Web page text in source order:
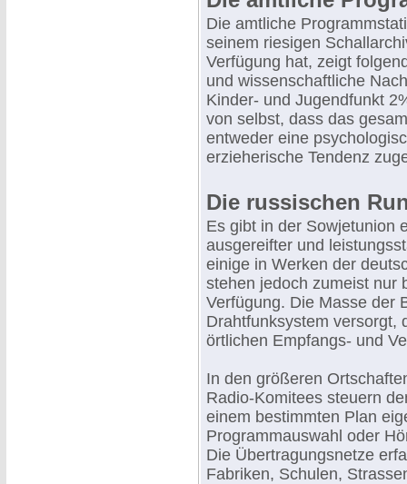
Die amtliche
seinem riesigen
Verfügung hat, zeigt
und wissenschaftliche
Kinder- und Jugendfunkt
von selbst, dass das
entweder eine
erzieherische Tendenz
Die russischen
Es gibt in der Sowjetunion
ausgereifter und
einige in Werken der
stehen jedoch zumeist nur
Verfügung. Die Masse der
Drahtfunksystem versorgt,
örtlichen Empfangs- und
In den größeren
Radio-Komitees steuern
einem bestimmten Plan
Programmauswahl oder
Die Übertragungsnetze
Fabriken, Schulen,